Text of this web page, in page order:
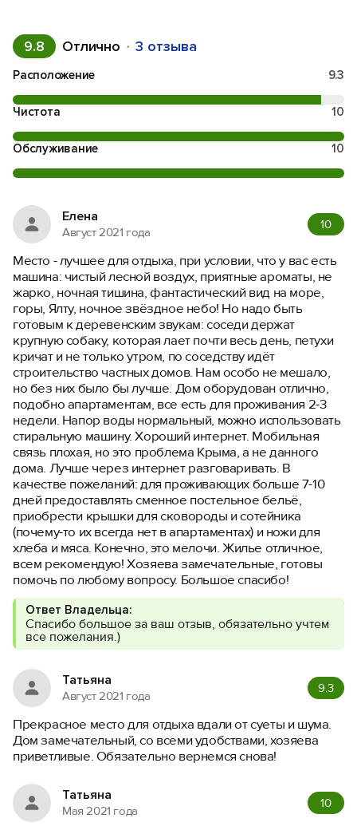
9.8 Отлично 3 отзыва
Расположение 9.3
Чистота 10
Обслуживание 10
Елена
Август 2021 года
10
Место - лучшее для отдыха, при условии, что у вас есть
машина: чистый лесной воздух, приятные ароматы, не
жарко, ночная тишина, фантастический вид на море,
горы, Ялту, ночное звёздное небо! Но надо быть
готовым к деревенским звукам: соседи держат
крупную собаку, которая лает почти весь день, петухи
кричат и не только утром, по соседству идёт
строительство частных домов. Нам особо не мешало,
но без них было бы лучше. Дом оборудован отлично,
подобно апартаментам, все есть для проживания 2-3
недели. Напор воды нормальный, можно использовать
стиральную машину. Хороший интернет. Мобильная
связь плохая, но это проблема Крыма, а не данного
дома. Лучше через интернет разговаривать. В
качестве пожеланий: для проживающих больше 7-10
дней предоставлять сменное постельное бельё,
приобрести крышки для сковороды и сотейника
(почему-то их всегда нет в апартаментах) и ножи для
хлеба и мяса. Конечно, это мелочи. Жилье отличное,
всем рекомендую! Хозяева замечательные, готовы
помочь по любому вопросу. Большое спасибо!
Ответ Владельца:
Спасибо большое за ваш отзыв, обязательно учтем
все пожелания.)
Татьяна
Август 2021 года
9.3
Прекрасное место для отдыха вдали от суеты и шума.
Дом замечательный, со всеми удобствами, хозяева
приветливые. Обязательно вернемся снова!
Татьяна
Мая 2021 года
10